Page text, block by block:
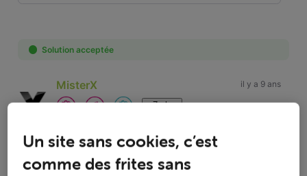
First
Solution acceptée
MisterX
+7 plus
il y a 9 ans
Un site sans cookies, c’est
comme des frites sans